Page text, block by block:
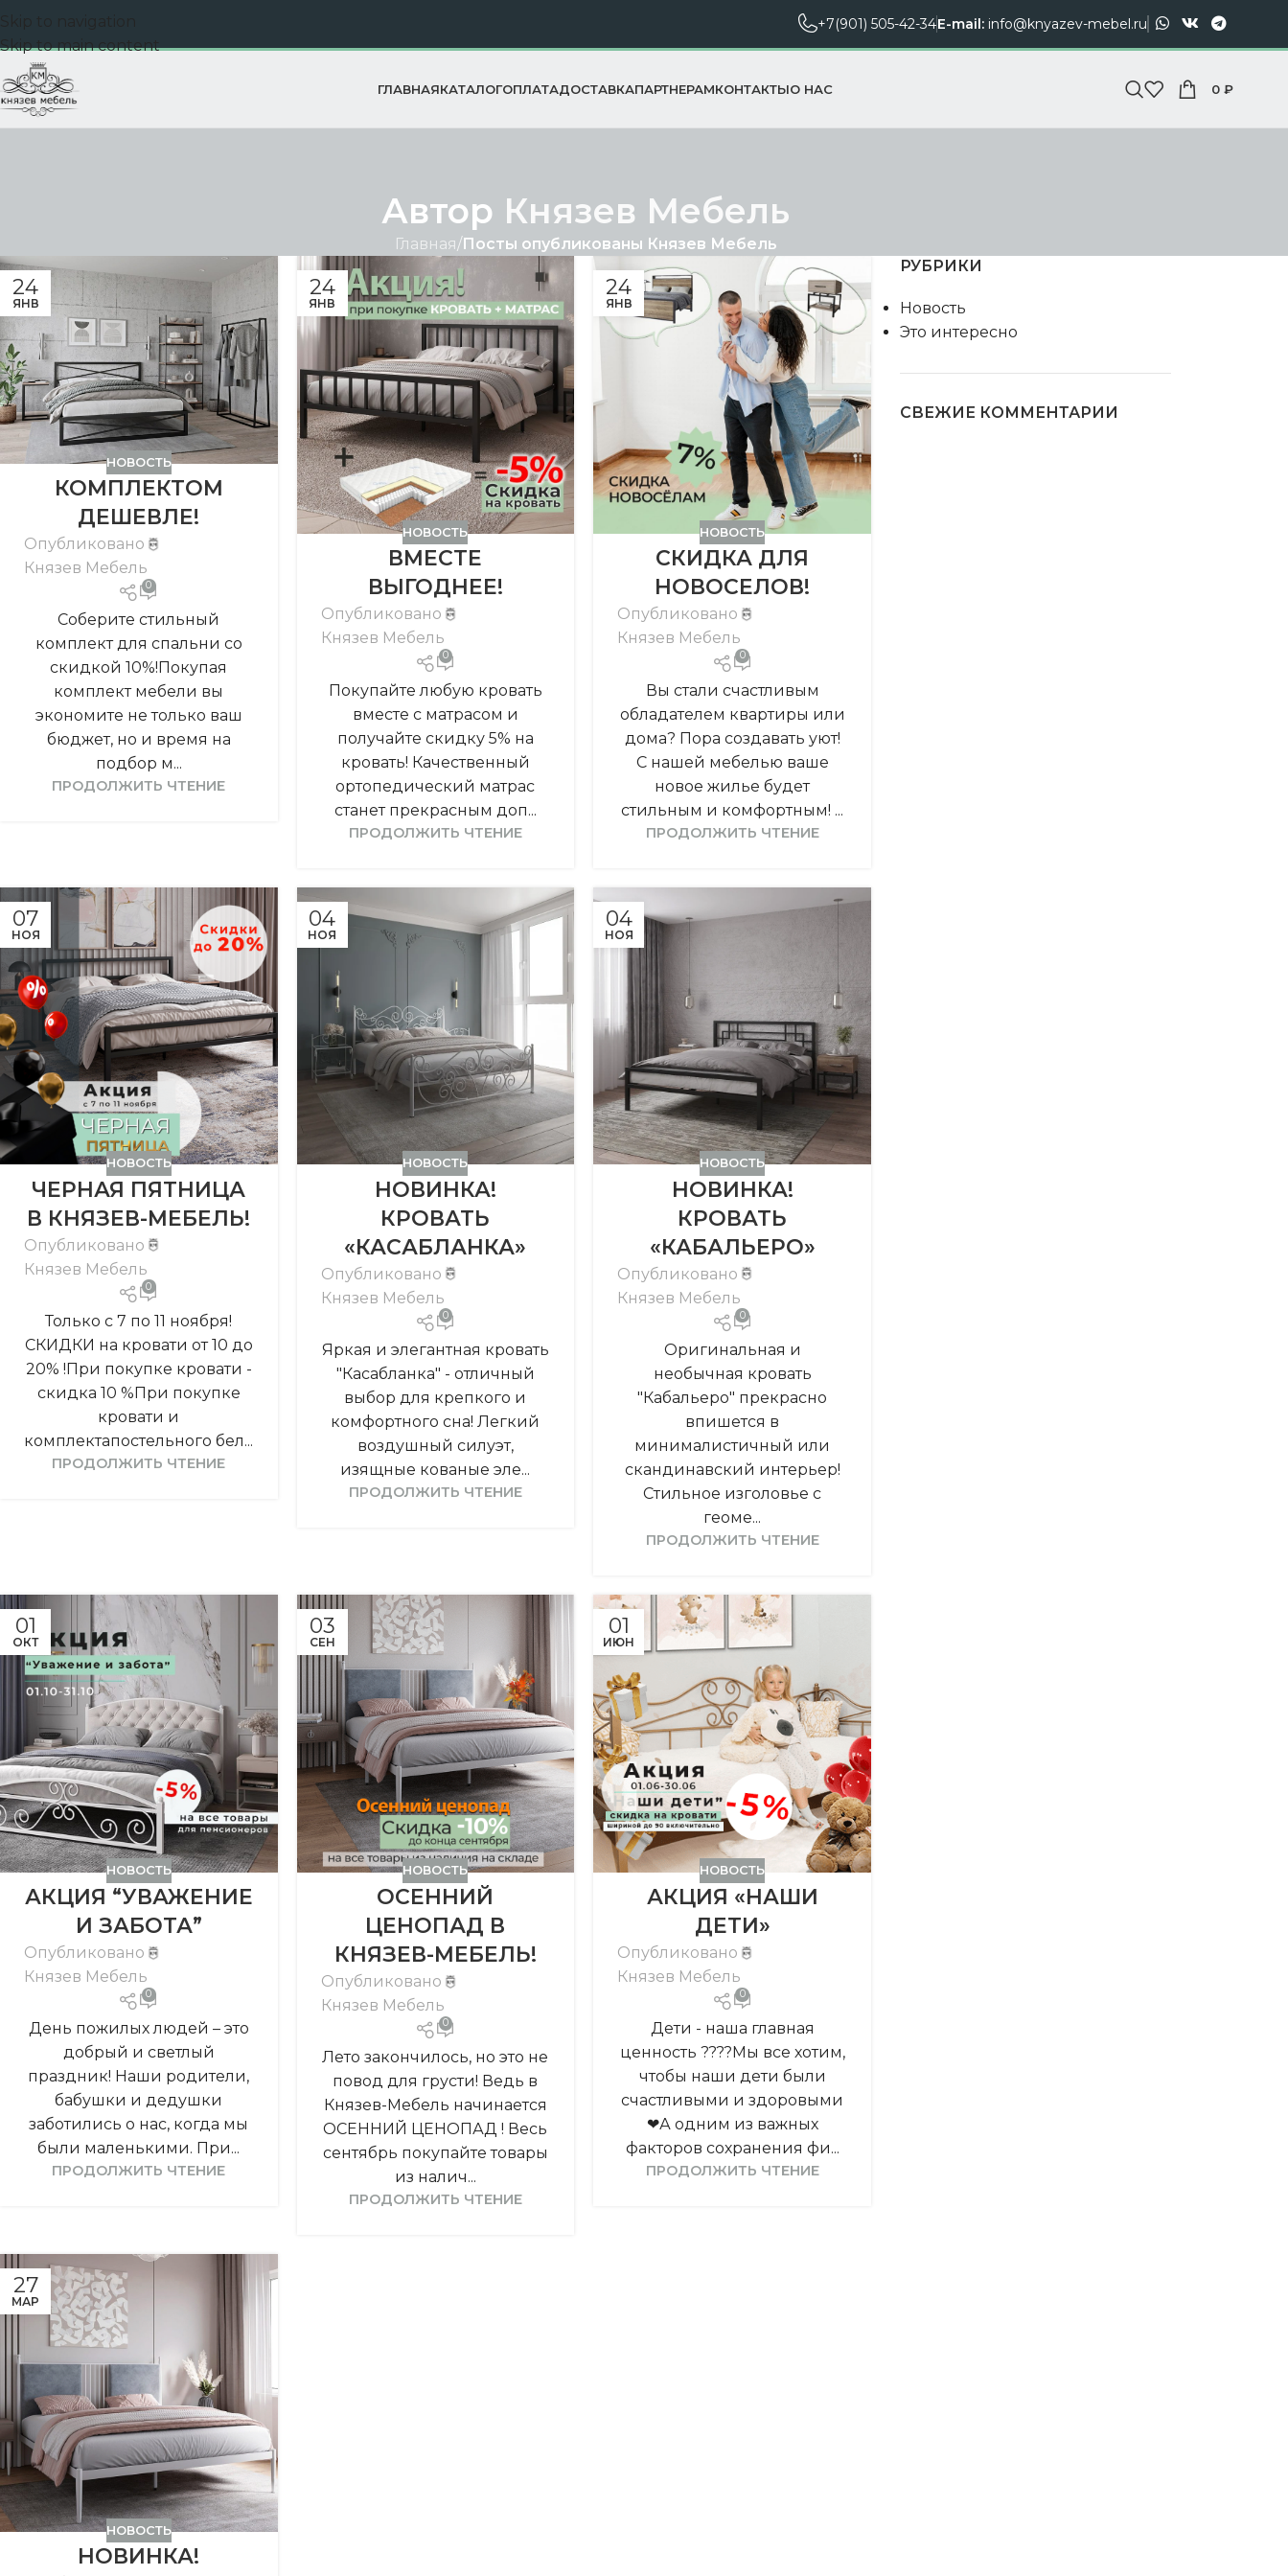
Skip to main content
+7(901) 505-42-34E-mail: info@knyazev-mebel.ru
ГЛАВНАЯКАТАЛОГОПЛАТАДОСТАВКАПАРТНЕРАМКОНТАКТЫО НАС 0 ₽
Автор Князев Мебель
Главная/Посты опубликованы Князев Мебель
24
ЯНВ
НОВОСТЬ
КОМПЛЕКТОМ
ДЕШЕВЛЕ!
Опубликовано
Князев Мебель
0
Соберите стильный
комплект для спальни со
скидкой 10%!Покупая
комплект мебели вы
экономите не только ваш
бюджет, но и время на
подбор м...
ПРОДОЛЖИТЬ ЧТЕНИЕ
24
ЯНВ
НОВОСТЬ
ВМЕСТЕ
ВЫГОДНЕЕ!
Опубликовано
Князев Мебель
0
Покупайте любую кровать
вместе с матрасом и
получайте скидку 5% на
кровать! Качественный
ортопедический матрас
станет прекрасным доп...
ПРОДОЛЖИТЬ ЧТЕНИЕ
24
ЯНВ
НОВОСТЬ
СКИДКА ДЛЯ
НОВОСЕЛОВ!
Опубликовано
Князев Мебель
0
Вы стали счастливым
обладателем квартиры или
дома? Пора создавать уют!
С нашей мебелью ваше
новое жилье будет
стильным и комфортным! ...
ПРОДОЛЖИТЬ ЧТЕНИЕ
07
НОЯ
НОВОСТЬ
ЧЕРНАЯ ПЯТНИЦА
В КНЯЗЕВ-МЕБЕЛЬ!
Опубликовано
Князев Мебель
0
Только с 7 по 11 ноября!
СКИДКИ на кровати от 10 до
20% !При покупке кровати -
скидка 10 %При покупке
кровати и
комплектапостельного бел...
ПРОДОЛЖИТЬ ЧТЕНИЕ
04
НОЯ
НОВОСТЬ
НОВИНКА!
КРОВАТЬ
«КАСАБЛАНКА»
Опубликовано
Князев Мебель
0
Яркая и элегантная кровать
"Касабланка" - отличный
выбор для крепкого и
комфортного сна! Легкий
воздушный силуэт,
изящные кованые эле...
ПРОДОЛЖИТЬ ЧТЕНИЕ
04
НОЯ
НОВОСТЬ
НОВИНКА!
КРОВАТЬ
«КАБАЛЬЕРО»
Опубликовано
Князев Мебель
0
Оригинальная и
необычная кровать
"Кабальеро" прекрасно
впишется в
минималистичный или
скандинавский интерьер!
Стильное изголовье с
геоме...
ПРОДОЛЖИТЬ ЧТЕНИЕ
01
ОКТ
НОВОСТЬ
АКЦИЯ “УВАЖЕНИЕ
И ЗАБОТА”
Опубликовано
Князев Мебель
0
День пожилых людей – это
добрый и светлый
праздник! Наши родители,
бабушки и дедушки
заботились о нас, когда мы
были маленькими. При...
ПРОДОЛЖИТЬ ЧТЕНИЕ
03
СЕН
НОВОСТЬ
ОСЕННИЙ
ЦЕНОПАД В
КНЯЗЕВ-МЕБЕЛЬ!
Опубликовано
Князев Мебель
0
Лето закончилось, но это не
повод для грусти! Ведь в
Князев-Мебель начинается
ОСЕННИЙ ЦЕНОПАД ! Весь
сентябрь покупайте товары
из налич...
ПРОДОЛЖИТЬ ЧТЕНИЕ
01
ИЮН
НОВОСТЬ
АКЦИЯ «НАШИ
ДЕТИ»
Опубликовано
Князев Мебель
0
Дети - наша главная
ценность ?‍?‍?‍?Мы все хотим,
чтобы наши дети были
счастливыми и здоровыми
❤А одним из важных
факторов сохранения фи...
ПРОДОЛЖИТЬ ЧТЕНИЕ
27
МАР
НОВОСТЬ
НОВИНКА!
РУБРИКИ
Новость
Это интересно
СВЕЖИЕ КОММЕНТАРИИ